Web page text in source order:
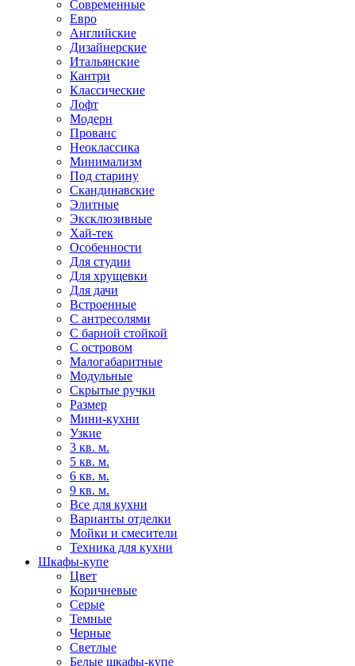
Современные
Евро
Английские
Дизайнерские
Итальянские
Кантри
Классические
Лофт
Модерн
Прованс
Неоклассика
Минимализм
Под старину
Скандинавские
Элитные
Эксклюзивные
Хай-тек
Особенности
Для студии
Для хрущевки
Для дачи
Встроенные
С антресолями
С барной стойкой
С островом
Малогабаритные
Модульные
Скрытые ручки
Размер
Мини-кухни
Узкие
3 кв. м.
5 кв. м.
6 кв. м.
9 кв. м.
Все для кухни
Варианты отделки
Мойки и смесители
Техника для кухни
Шкафы-купе
Цвет
Коричневые
Серые
Темные
Черные
Светлые
Белые шкафы-купе